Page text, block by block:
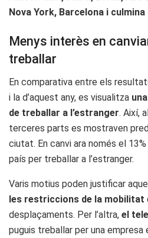
Nova York, Barcelona i culmina
Menys interès en
treballar
En comparativa entre els
i la d’aquest any, es visualitza
de treballar a l’estranger. Així,
terceres parts es mostraven
ciutat. En canvi ara només el
país per treballar a l’estranger.
Varis motius poden justificar
les restriccions de la mobilitat
desplaçaments. Per l’altra, el
puguis treballar per una